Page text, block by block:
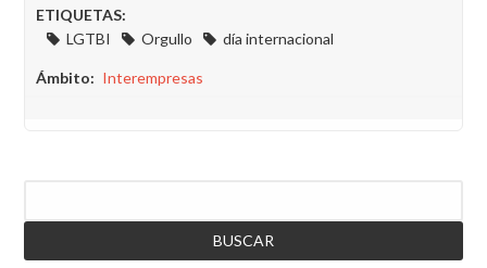
ETIQUETAS:
LGTBI
Orgullo día internacional
Ámbito Interempresas